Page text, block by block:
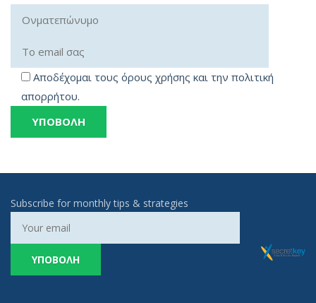
Αποδέχομαι τους όρους χρήσης και την πολιτική
απορρήτου.
Subscribe for monthly tips & strategies